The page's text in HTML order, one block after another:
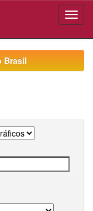
Brasil